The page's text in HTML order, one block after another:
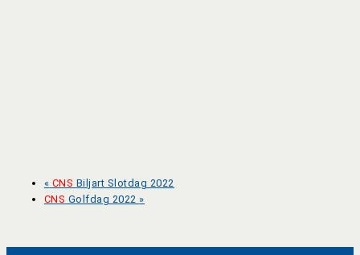
« CNS Biljart Slotdag 2022
CNS Golfdag 2022»